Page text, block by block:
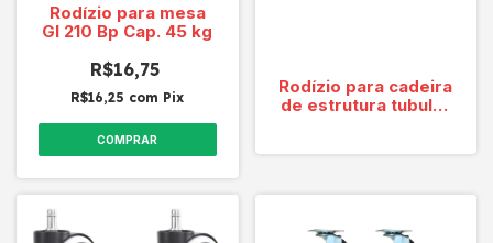
Rodízio para mesa
Gl 210 Bp Cap. 45 kg
R$16,75
R$16,25 com Pix
COMPRAR
Rodízio para cadeira
de estrutura tubular